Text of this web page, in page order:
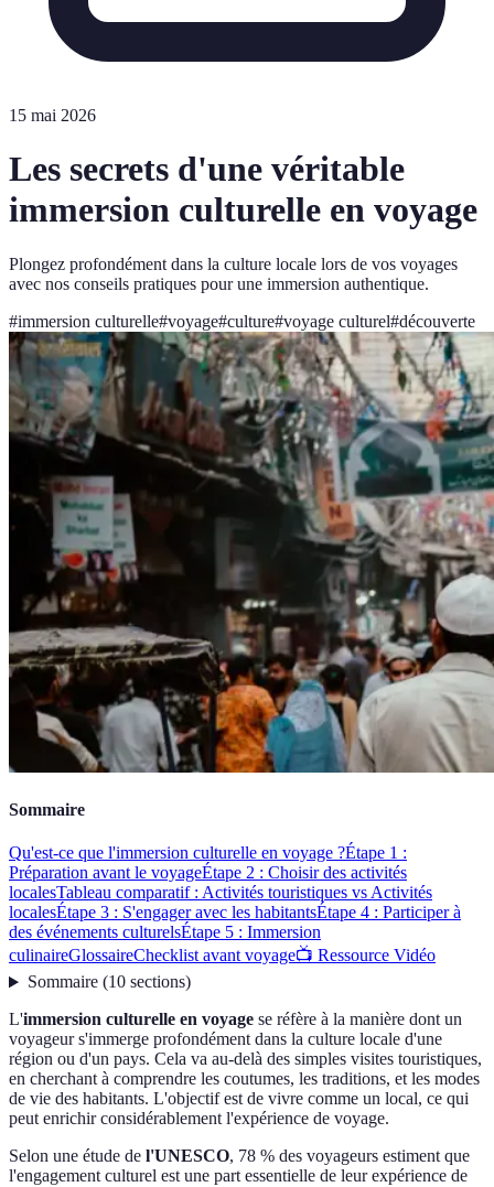
15 mai 2026
Les secrets d'une véritable
immersion culturelle en voyage
Plongez profondément dans la culture locale lors de vos voyages
avec nos conseils pratiques pour une immersion authentique.
#immersion culturelle#voyage#culture#voyage culturel#découverte
Sommaire
Qu'est-ce que l'immersion culturelle en voyage ?Étape 1 :
Préparation avant le voyageÉtape 2 : Choisir des activités
localesTableau comparatif : Activités touristiques vs Activités
localesÉtape 3 : S'engager avec les habitantsÉtape 4 : Participer à
des événements culturelsÉtape 5 : Immersion
culinaireGlossaireChecklist avant voyage📺 Ressource Vidéo
Sommaire(10 sections)
L'immersion culturelle en voyage se réfère à la manière dont un
voyageur s'immerge profondément dans la culture locale d'une
région ou d'un pays. Cela va au-delà des simples visites touristiques,
en cherchant à comprendre les coutumes, les traditions, et les modes
de vie des habitants. L'objectif est de vivre comme un local, ce qui
peut enrichir considérablement l'expérience de voyage.
Selon une étude de l'UNESCO, 78 % des voyageurs estiment que
l'engagement culturel est une part essentielle de leur expérience de